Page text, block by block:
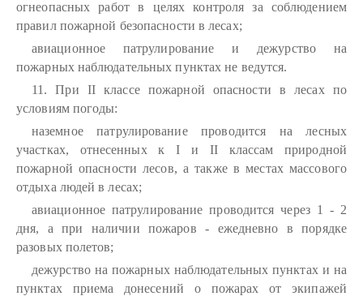
огнеопасных работ в целях контроля за соблюдением
правил пожарной безопасности в лесах;
авиационное патрулирование и дежурство на
пожарных наблюдательных пунктах не ведутся.
11. При II классе пожарной опасности в лесах по
условиям погоды:
наземное патрулирование проводится на лесных
участках, отнесенных к I и II классам природной
пожарной опасности лесов, а также в местах массового
отдыха людей в лесах;
авиационное патрулирование проводится через 1 - 2
дня, а при наличии пожаров - ежедневно в порядке
разовых полетов;
дежурство на пожарных наблюдательных пунктах и на
пунктах приема донесений о пожарах от экипажей